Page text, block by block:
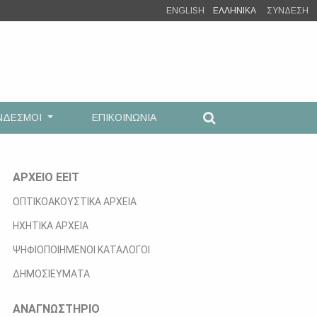
ENGLISH ΕΛΛΗΝΙΚΑ ΣΥΝΔΕΣΗ
ΕΠΙΚΟΙΝΩΝΙΑ
ΑΡΧΕΙΟ ΕΕΙΤ
ΟΠΤΙΚΟΑΚΟΥΣΤΙΚΑ ΑΡΧΕΙΑ
ΗΧΗΤΙΚΑ ΑΡΧΕΙΑ
ΨΗΦΙΟΠΟΙΗΜΕΝΟΙ ΚΑΤΑΛΟΓΟΙ
ΔΗΜΟΣΙΕΥΜΑΤΑ
ΑΝΑΓΝΩΣΤΗΡΙΟ